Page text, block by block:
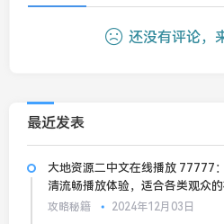
还没有评论，
最近发表
大地资源二中文在线播放 77777
清流畅播放体验，适合各类观众
攻略秘籍 2024年12月03日